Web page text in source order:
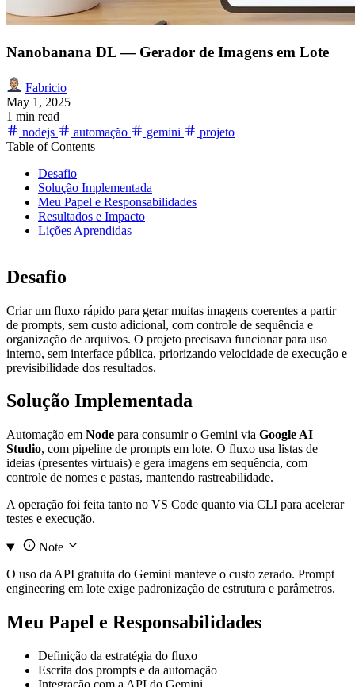
Nanobanana DL — Gerador de Imagens em Lote
Fabricio
May 1, 2025
1 min read
nodejs
automação gemini
projeto
Table of Contents
Desafio
Solução Implementada
Meu Papel e Responsabilidades
Resultados e Impacto
Lições Aprendidas
Desafio
Criar um fluxo rápido para gerar muitas imagens coerentes a partir
de prompts, sem custo adicional, com controle de sequência e
organização de arquivos. O projeto precisava funcionar para uso
interno, sem interface pública, priorizando velocidade de execução e
previsibilidade dos resultados.
Solução Implementada
Automação em Node para consumir o Gemini via Google AI
Studio, com pipeline de prompts em lote. O fluxo usa listas de
ideias (presentes virtuais) e gera imagens em sequência, com
controle de nomes e pastas, mantendo rastreabilidade.
A operação foi feita tanto no VS Code quanto via CLI para acelerar
testes e execução.
Note
O uso da API gratuita do Gemini manteve o custo zerado. Prompt
engineering em lote exige padronização de estrutura e parâmetros.
Meu Papel e Responsabilidades
Definição da estratégia do fluxo
Escrita dos prompts e da automação